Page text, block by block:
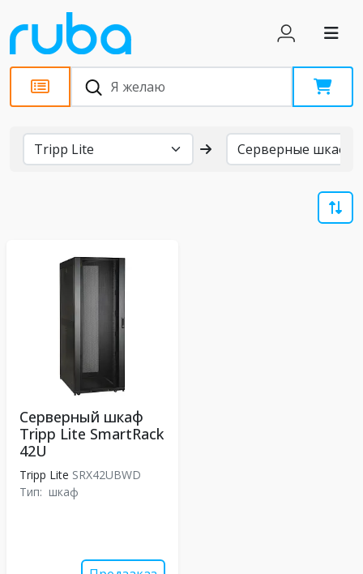
Бренды
Серверный шкаф
Tripp Lite SmartRack
42U
Tripp Lite SRX42UBWD
Тип: шкаф